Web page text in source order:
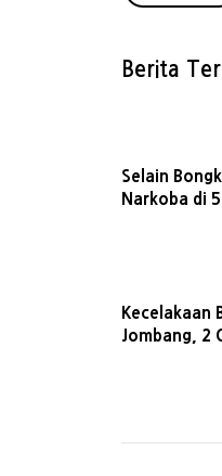
Berita
Selain
Narkoba di
Kecelakaan
Jombang, 2